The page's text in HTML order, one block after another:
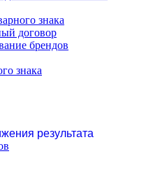
знака
договор
брендов
знака
результата